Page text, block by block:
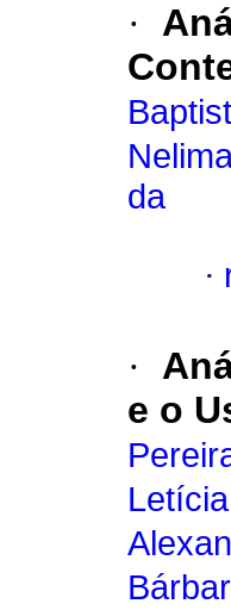
·
da
·
·
e o